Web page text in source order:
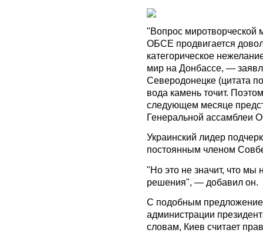
"Вопрос
ОБСЕ продвигается
категорическое
мир на Донбассе, —
Северодонецке (цитата
вода камень точит.
следующем месяце
Генеральной ассамблеи
Украинский лидер
постоянным членом
"Но это не значит, что мы
решения", — добавил он.
С подобным
администрации
словам, Киев считает